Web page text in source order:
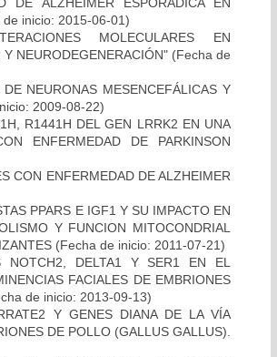
de inicio: 2015-06-01)
MOLECULARES EN
NEURODEGENERACIÓN" (Fecha de
NEURONAS MESENCEFÁLICAS Y
2009-08-22)
R1441H DEL GEN LRRK2 EN UNA
ENFERMEDAD DE PARKINSON
CON ENFERMEDAD DE ALZHEIMER
PPARS E IGF1 Y SU IMPACTO EN
Y FUNCION MITOCONDRIAL
(Fecha de inicio: 2011-07-21)
NOTCH2, DELTA1 Y SER1 EN EL
FACIALES DE EMBRIONES
de inicio: 2013-09-13)
Y GENES DIANA DE LA VÍA
DE POLLO (GALLUS GALLUS).